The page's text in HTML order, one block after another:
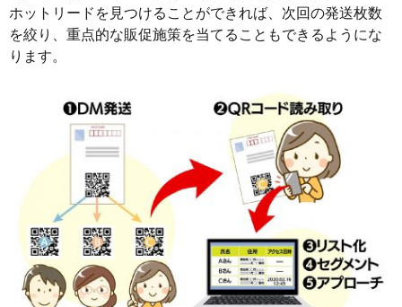
ホットリードを見つけることができれば、次回の発送枚数
を絞り、重点的な販促施策を当てることもできるようにな
ります。